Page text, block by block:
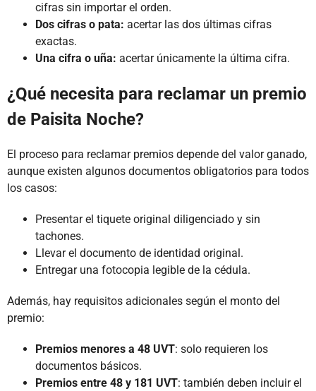
cifras sin importar el orden.
Dos cifras o pata: acertar las dos últimas cifras
exactas.
Una cifra o uña: acertar únicamente la última cifra.
¿Qué necesita para reclamar un premio
de Paisita Noche?
El proceso para reclamar premios depende del valor ganado,
aunque existen algunos documentos obligatorios para todos
los casos:
Presentar el tiquete original diligenciado y sin
tachones.
Llevar el documento de identidad original.
Entregar una fotocopia legible de la cédula.
Además, hay requisitos adicionales según el monto del
premio:
Premios menores a 48 UVT: solo requieren los
documentos básicos.
Premios entre 48 y 181 UVT: también deben incluir el